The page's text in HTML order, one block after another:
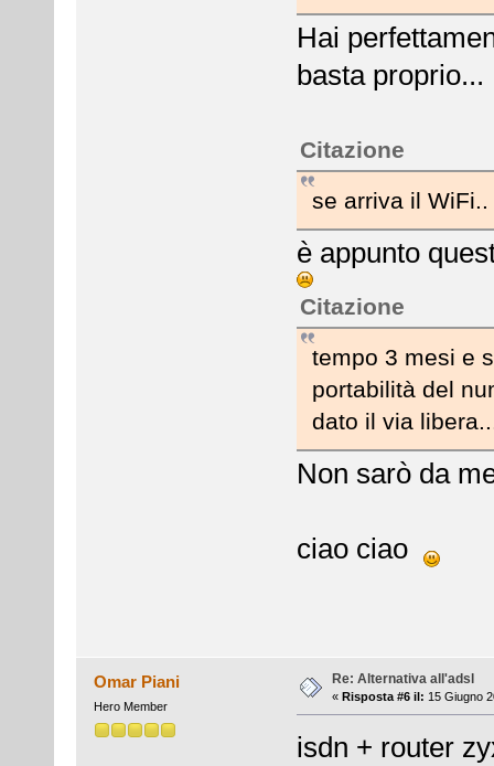
Hai
basta proprio...
Citazione
se arriva il WiFi..
è appunto
Citazione
tempo 3 mesi e
portabilità del
dato il via
Non sarò da
ciao ciao
Omar Piani
Hero Member
Re: Alternativa all'adsl
« Risposta #6 il: 15 Giugno
isdn + router